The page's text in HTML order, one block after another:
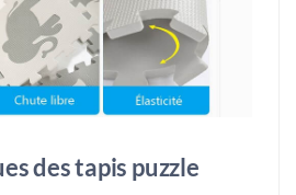
des tapis puzzle